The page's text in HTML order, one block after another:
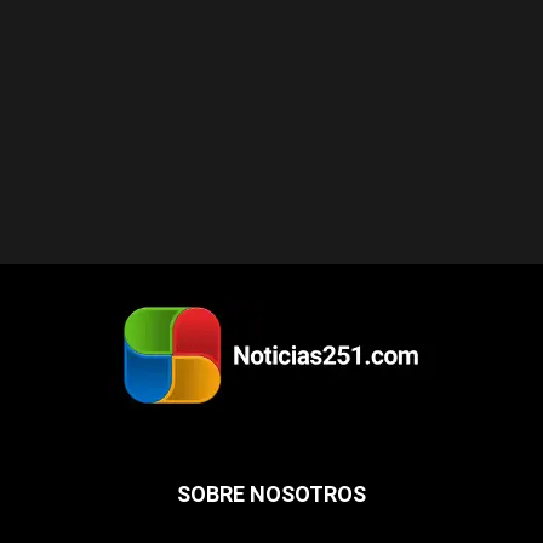
SOBRE NOSOTROS